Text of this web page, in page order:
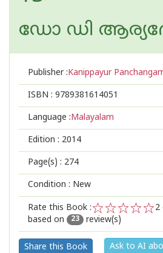
ഡോ ഡി
Publisher :Kanippayur
ISBN : 9789381614051
Language :Malayalam
Edition : 2014
Page(s) : 274
Condition : New
Rate this Book :
3
2
1
2
based on
23 review(s)
Share this Book Ask to AI